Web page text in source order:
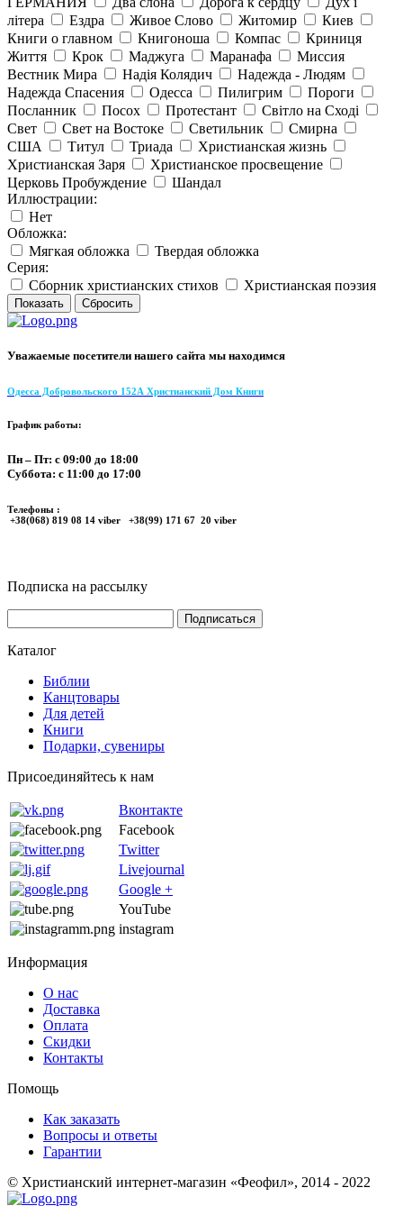
літера
Ездра Живое Слово Житомир
Киев
Книги о главном
Книгоноша Компас
Криниця
Життя
Крок Маджуга Маранафа
Миссия
Вестник Мира
Надія Колядич
Надежда - Людям
Надежда Спасения
Одесса Пилигрим
Пороги
Посланник
Посох Протестант
Світло на Сході
Свет
Свет на Востоке Светильник
Смирна
США
Титул Триада
Христианская жизнь
Христианская Заря
Христианское просвещение
Церковь Пробуждение
Шандал
Иллюстрации:
Нет
Обложка:
Мягкая обложка
Твердая обложка
Серия:
Сборник христианских стихов
Христианская поэзия
Уважаемые посетители нашего сайта мы находимся
Одесса Добровольского 152А Христианский Дом Книги
График работы:
Пн – Пт: с 09:00 до 18:00
Суббота: с 11:00 до 17:00
Телефоны :
+38(068) 819 08 14 viber +38(99) 171 67 20 viber
Подписка на рассылку
Каталог
Библии
Канцтовары
Для детей
Книги
Подарки, сувениры
Присоединяйтесь к нам
Вконтакте
Facebook
Twitter
Livejournal
Google +
YouTube
instagram
Информация
О нас
Доставка
Оплата
Скидки
Контакты
Помощь
Как заказать
Вопросы и ответы
Гарантии
© Христианский интернет-магазин «Феофил», 2014 - 2022